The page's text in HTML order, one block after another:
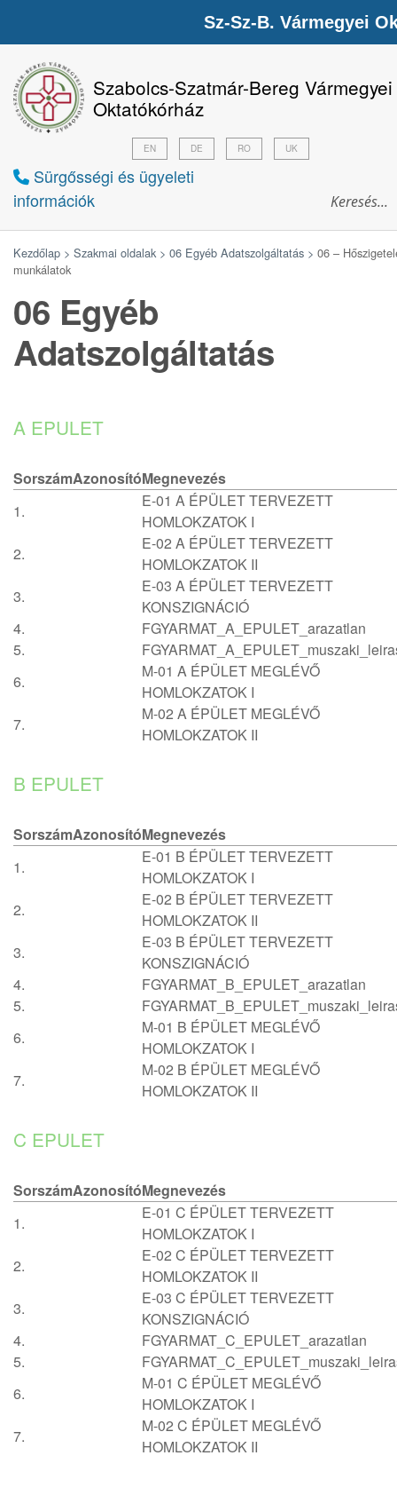
Szabolcs-Szatmár-Bereg Vármegyei
Oktatókórház
Sürgősségi és ügyeleti
információk
EN DE RO UK
Kezdőlap > Szakmai oldalak > 06 Egyéb Adatszolgáltatás > 06 –
munkálatok
06 Egyéb
Adatszolgáltatás
A EPULET
SorszámAzonosítóMegnevezés
1.
E-01 A ÉPÜLET TERVEZETT
HOMLOKZATOK I
2.
E-02 A ÉPÜLET TERVEZETT
HOMLOKZATOK II
3.
E-03 A ÉPÜLET TERVEZETT
KONSZIGNÁCIÓ
4.
FGYARMAT_A_EPULET_arazatlan
5.
6.
M-01 A ÉPÜLET MEGLÉVŐ
HOMLOKZATOK I
7.
M-02 A ÉPÜLET MEGLÉVŐ
HOMLOKZATOK II
B EPULET
SorszámAzonosítóMegnevezés
1.
E-01 B ÉPÜLET TERVEZETT
HOMLOKZATOK I
2.
E-02 B ÉPÜLET TERVEZETT
HOMLOKZATOK II
3.
E-03 B ÉPÜLET TERVEZETT
KONSZIGNÁCIÓ
4.
FGYARMAT_B_EPULET_arazatlan
5.
6.
M-01 B ÉPÜLET MEGLÉVŐ
HOMLOKZATOK I
7.
M-02 B ÉPÜLET MEGLÉVŐ
HOMLOKZATOK II
C EPULET
SorszámAzonosítóMegnevezés
1.
E-01 C ÉPÜLET TERVEZETT
HOMLOKZATOK I
2.
E-02 C ÉPÜLET TERVEZETT
HOMLOKZATOK II
3.
E-03 C ÉPÜLET TERVEZETT
KONSZIGNÁCIÓ
4.
FGYARMAT_C_EPULET_arazatlan
5.
6.
M-01 C ÉPÜLET MEGLÉVŐ
HOMLOKZATOK I
7.
M-02 C ÉPÜLET MEGLÉVŐ
HOMLOKZATOK II
Sz-Sz-B. Vármegyei